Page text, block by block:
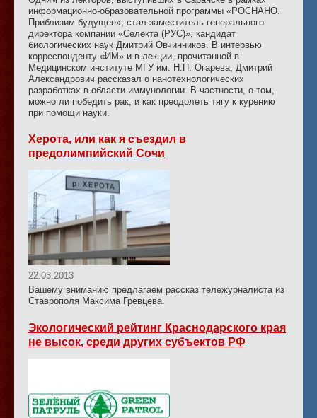
информационно-образовательной программы «РОСНАНО.
Приблизим будущее», стал заместитель генерального
директора компании «Селекта (РУС)», кандидат
биологических наук Дмитрий Овчинников. В интервью
корреспонденту «ИМ» и в лекции, прочитанной в
Медицинском институте МГУ им. Н.П. Огарева, Дмитрий
Александрович рассказал о нанотехнологических
разработках в области иммунологии. В частности, о том,
можно ли победить рак, и как преодолеть тягу к курению
при помощи науки.
Херота, или как я съездил в
предолимпийский Сочи
22.03.2013
Вашему вниманию предлагаем рассказ тележурналиста из
Ставрополя Максима Гревцева.
Экологический рейтинг Краснодарского края
не высок, среди других субъектов РФ